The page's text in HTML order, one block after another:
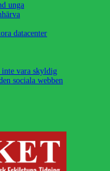
unga
datacenter
vara skyldig
sociala webben